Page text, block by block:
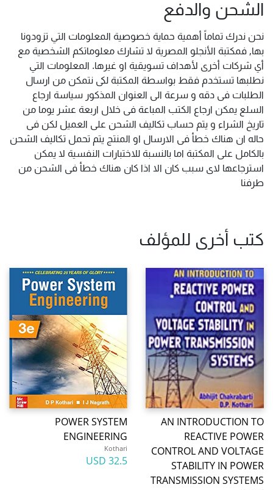
الشحن والدفع
نحن ندرك تماماً أهمية حماية خصوصية المعلومات التي تزودونا
بها, فمكتبة الأنجلو المصرية لا تشارك معلوماتكم الشخصية مع
أي شركات أخرى لأهداف تسويقية او غيرها. المعلومات التي
نطلبها تستخدم فقط بواسطة المكتبة لكى نتمكن من ارسال
الطلبات فى دقه و سرعة الى العنوان المذكور سياسة ارجاع
السلع يمكن ارجاع الكتب المباعة فى خلال اربعة عشر يوما من
تاريخ الشراء و يتم حساب تكاليف الشحن على العميل لكن فى
حاله ان هناك خطأ فى الارسال او المنتج يتم تحمل تكاليف الشحن
بالكامل على المكتبة اما بالنسبة للاختبارات النفسية لا يمكن
استرجاعها لاى سبب كان الا اذا كان هناك خطأ فى الشحن من
طرفنا
كتب أخرى للمؤلف
AN INTRODUCTION TO
REACTIVE POWER
CONTROL AND VOLTAGE
STABILITY IN POWER
TRANSMISSION SYSTEMS
POWER SYSTEM
ENGINEERING
Kothari
32.5 USD